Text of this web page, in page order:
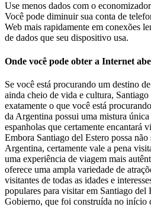
Use menos dados com o
Você pode diminuir sua conta de
Web mais rapidamente em conexões
de dados que seu dispositivo usa.
Onde você pode obter a Internet
Se você está procurando um destino
ainda cheio de vida e cultura,
exatamente o que você está
da Argentina possui uma mistura
espanholas que certamente encantará
Embora Santiago del Estero possa
Argentina, certamente vale a pena
uma experiência de viagem mais
oferece uma ampla variedade de
visitantes de todas as idades e
populares para visitar em Santiago del
Gobierno, que foi construída no início